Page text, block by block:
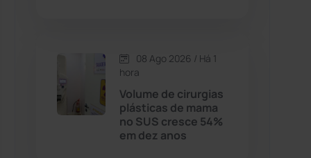
Cordeiros
Dom Basílio (391)
(1235)
08 Ago 2026 / Há 1
hora
Volume de cirurgias
plásticas de mama
no SUS cresce 54%
em dez anos